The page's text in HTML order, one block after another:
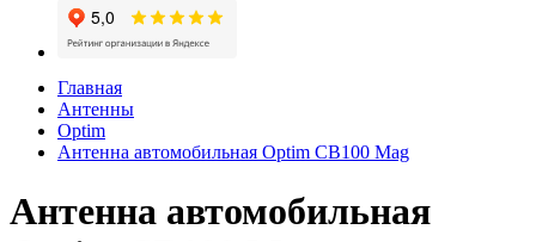
Главная
Антенны
Optim
Антенна автомобильная Optim CB100 Mag
Антенна автомобильная